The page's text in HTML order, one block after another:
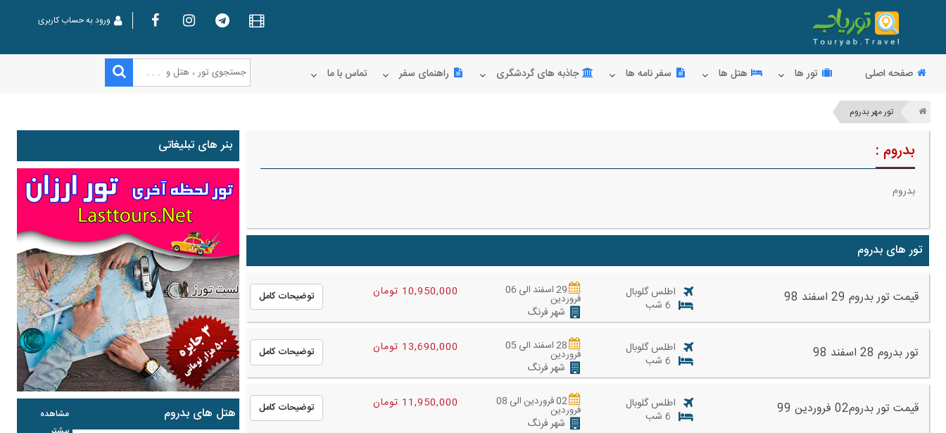
ورود به حساب کاربری
صفحه اصلی تور ها هتل ها سفر نامه ها جاذبه های گردشگری راهنمای سفر تماس با ما
تور مهر بدروم
بدروم :
بدروم
تور های بدروم
قیمت تور بدروم 29 اسفند 98 اطلس گلوبال 29 اسفند الی 06
فروردین
شهر فرنگ
10,950,000 تومان توضیحات کامل
تور بدروم 28 اسفند 98 اطلس گلوبال 28 اسفند الی 05
فروردین
شهر فرنگ
13,690,000 تومان توضیحات کامل
قیمت تور بدروم02 فروردین 99 اطلس گلوبال 02 فروردین الی 08
فروردین
شهر فرنگ
11,950,000 تومان توضیحات کامل
بنر های تبلیغاتی
مشاهده
هتل های بدروم